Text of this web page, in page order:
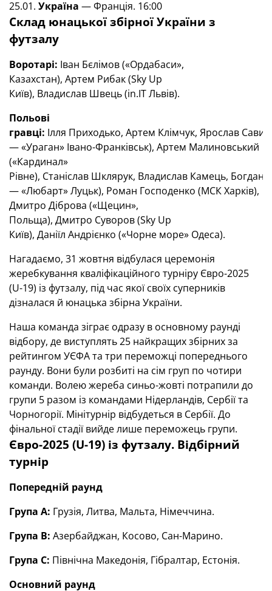
25.01. Україна — Франція. 16:00
Склад юнацької збірної України з
футзалу
Воротарі: Іван Бєлімов («Ордабаси»,
Казахстан), Артем Рибак (Sky Up
Київ), Владислав Швець (in.IT Львів).
Польові
гравці: Ілля Приходько, Артем Клімчук, Ярослав
— «Ураган» Івано-Франківськ), Артем Малиновський
(«Кардинал»
Рівне), Станіслав Шклярук, Владислав Камець, Богдан
— «Любарт» Луцьк), Роман Господенко (МСК Харків),
Дмитро Діброва («Щецин»,
Польща), Дмитро Суворов (Sky Up
Київ), Даніїл Андрієнко («Чорне море» Одеса).
Нагадаємо, 31 жовтня відбулася церемонія
жеребкування кваліфікаційного турніру Євро-2025
(U-19) із футзалу, під час якої своїх суперників
дізналася й юнацька збірна України.
Наша команда зіграє одразу в основному раунді
відбору, де виступлять 25 найкращих збірних за
рейтингом УЄФА та три переможці попереднього
раунду. Вони були розбиті на сім груп по чотири
команди. Волею жереба синьо-жовті потрапили до
групи 5 разом із командами Нідерландів, Сербії та
Чорногорії. Мінітурнір відбудеться в Сербії. До
фінальної стадії вийде лише переможець групи.
Євро-2025 (U-19) із футзалу. Відбірний
турнір
Попередній раунд
Група А: Грузія, Литва, Мальта, Німеччина.
Група В: Азербайджан, Косово, Сан-Марино.
Група С: Північна Македонія, Гібралтар, Естонія.
Основний раунд